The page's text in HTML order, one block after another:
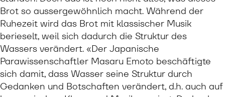
Brot so aussergewöhnlich macht. Während der
Ruhezeit wird das Brot mit klassischer Musik
berieselt, weil sich dadurch die Struktur des
Wassers verändert. «Der Japanische
Parawissenschaftler Masaru Emoto beschäftigte
sich damit, dass Wasser seine Struktur durch
Gedanken und Botschaften verändert, d.h. auch auf